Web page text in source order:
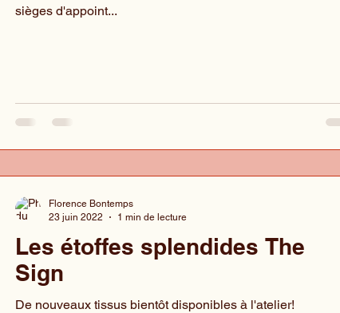
sièges d'appoint...
Les étoffes splendides The
Sign
De nouveaux tissus bientôt disponibles à l'atelier!
Florence Bontemps
23 juin 2022
1 min de lecture